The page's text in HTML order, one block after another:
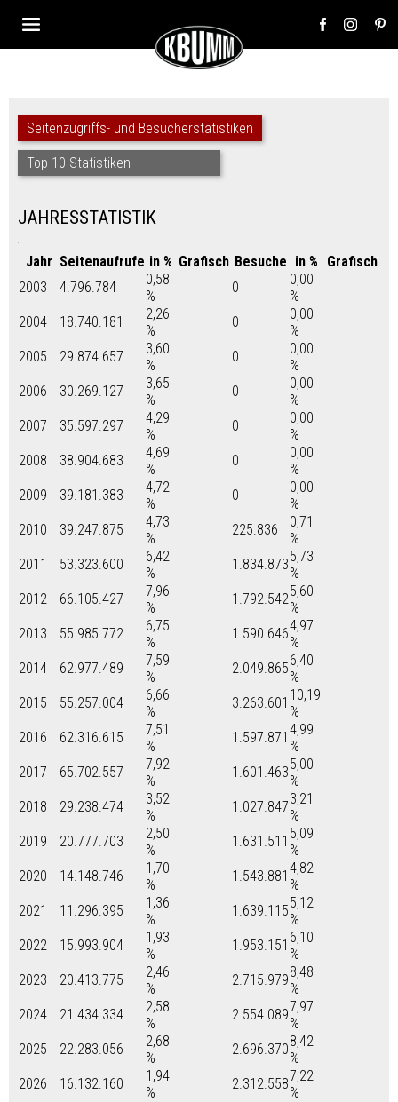
Seitenzugriffs- und Besucherstatistiken
Top 10 Statistiken
JAHRESSTATISTIK
Jahr Seitenaufrufe in % Grafisch Besuche in %
Grafisch
2003
4.796.784
0,58
%
0
0,00
%
2004
18.740.181
2,26
%
0
0,00
%
2005
29.874.657
3,60
%
0
0,00
%
2006
30.269.127
3,65
%
0
0,00
%
2007
35.597.297
4,29
%
0
0,00
%
2008
38.904.683
4,69
%
0
0,00
%
2009
39.181.383
4,72
%
0
0,00
%
2010
39.247.875
4,73
%
225.836
0,71
%
2011
53.323.600
6,42
%
1.834.8735,73
%
2012
66.105.427
7,96
%
1.792.5425,60
%
2013
55.985.772
6,75
%
1.590.6464,97
%
2014
62.977.489
7,59
%
2.049.8656,40
%
2015
55.257.004
6,66
%
3.263.601 10,19
%
2016
62.316.615
7,51
%
1.597.871 4,99
%
2017
65.702.557
7,92
%
1.601.4635,00
%
2018
29.238.474
3,52
%
1.027.8473,21
%
2019
20.777.703
2,50
%
1.631.511 5,09
%
2020
14.148.746
1,70
%
1.543.881 4,82
%
2021
11.296.395
1,36
%
1.639.1155,12
%
2022
15.993.904
1,93
%
1.953.151 6,10
%
2023
20.413.775
2,46
%
2.715.9798,48
%
2024
21.434.334
2,58
%
2.554.0897,97
%
2025
22.283.056
2,68
%
2.696.3708,42
%
2026
16.132.160
1,94
%
2.312.5587,22
%